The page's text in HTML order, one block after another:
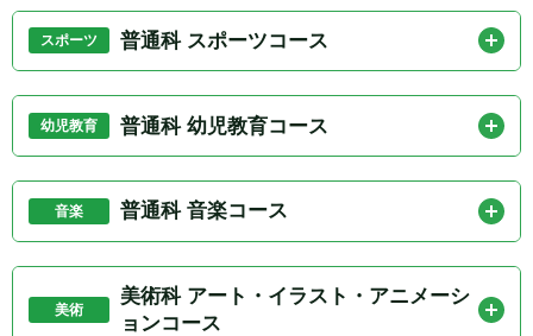
は英検取得者奨学金もあるため、英検準2級以上を目
標にする価値があります。
を幅広く考えたい生徒に向いています。募集定員が
130名と最も多いコースであり、入試では3科目の基礎
をバランスよく固めることが大切です。
スポーツ 普通科 スポーツコース
活を送りたい生徒に向いています。学力検査の対策に
加えて、これまでの競技経験や高校で続けたいことを
整理しておきましょう。
幼児教育 普通科 幼児教育コース
に向いています。志望理由では、子どもと関わること
への興味や、将来どのような進路を考えているかを具
体的に伝えられるようにしましょう。
音楽 普通科 音楽コース
生徒に向いています。入試対策では、英語・国語・数
学の基礎を固めつつ、音楽を学びたい理由を明確にし
美術
美術科 アート・イラスト・アニメーシ
ョンコース